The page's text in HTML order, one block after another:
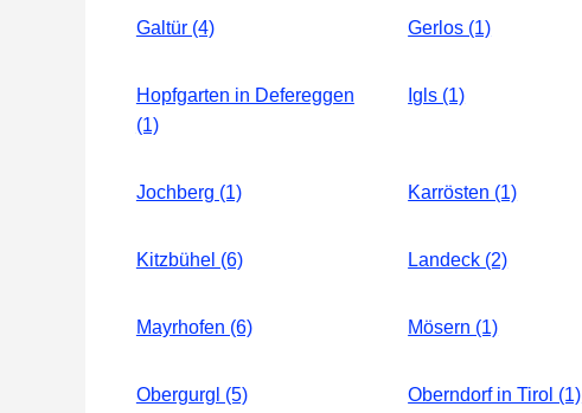
Galtür (4) Gerlos (1)
Hopfgarten in Defereggen
(1)
Igls (1)
Jochberg (1) Karrösten (1)
Kitzbühel (6) Landeck (2)
Mayrhofen (6) Mösern (1)
Obergurgl (5) Oberndorf in Tirol (1)